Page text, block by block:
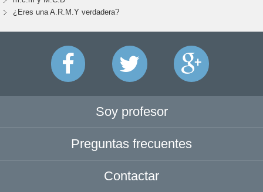
¿Eres una A.R.M.Y verdadera?
Soy profesor
Preguntas frecuentes
Contactar